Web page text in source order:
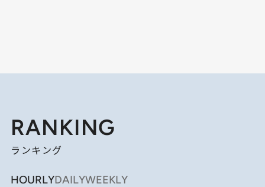
RANKING
ランキング
HOURLYDAILYWEEKLY